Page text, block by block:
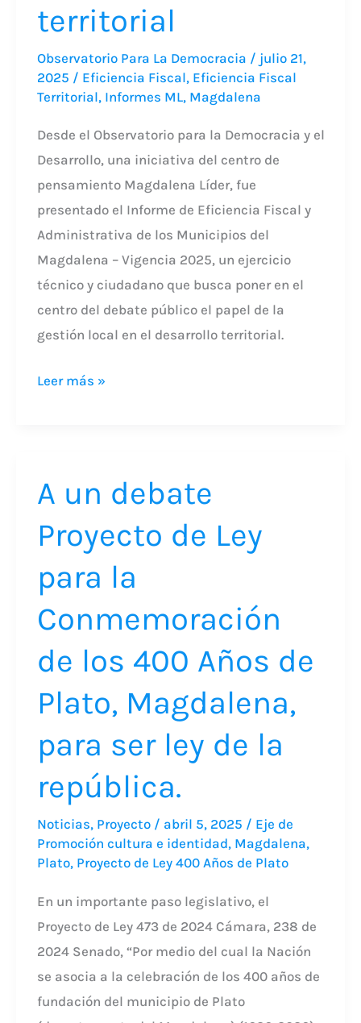
territorial
Observatorio Para La Democracia / julio 21,
2025 / Eficiencia Fiscal, Eficiencia Fiscal
Territorial, Informes ML, Magdalena
Desde el Observatorio para la Democracia y el
Desarrollo, una iniciativa del centro de
pensamiento Magdalena Líder, fue
presentado el Informe de Eficiencia Fiscal y
Administrativa de los Municipios del
Magdalena – Vigencia 2025, un ejercicio
técnico y ciudadano que busca poner en el
centro del debate público el papel de la
gestión local en el desarrollo territorial.
Leer más »
A un debate
Proyecto de Ley
para la
Conmemoración
de los 400 Años de
Plato, Magdalena,
para ser ley de la
república.
Noticias, Proyecto/ abril 5, 2025 / Eje de
Promoción cultura e identidad, Magdalena,
Plato, Proyecto de Ley 400 Años de Plato
En un importante paso legislativo, el
Proyecto de Ley 473 de 2024 Cámara, 238 de
2024 Senado, “Por medio del cual la Nación
se asocia a la celebración de los 400 años de
fundación del municipio de Plato
un
Proyecto
Ley
para
Conmemoración
los
400
Años
de
Magdalena,
para